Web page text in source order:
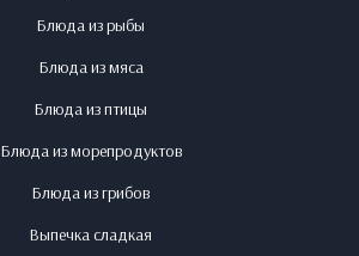
Блюда из рыбы
Блюда из мяса
Блюда из птицы
Блюда из морепродуктов
Блюда из грибов
Выпечка сладкая